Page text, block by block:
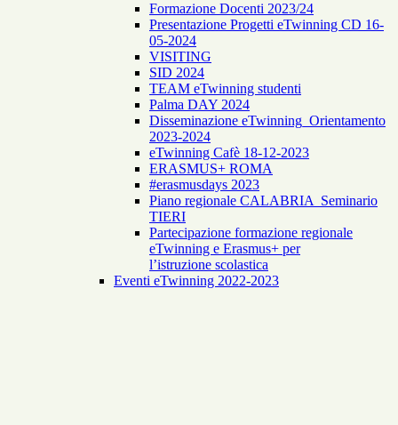
Formazione Docenti 2023/24
Presentazione Progetti eTwinning CD 16-
05-2024
VISITING
SID 2024
TEAM eTwinning studenti
Palma DAY 2024
Disseminazione eTwinning_Orientamento
2023-2024
eTwinning Cafè 18-12-2023
ERASMUS+ ROMA
#erasmusdays 2023
Piano regionale CALABRIA Seminario
TIERI
Partecipazione formazione regionale
eTwinning e Erasmus+ per
l’istruzione scolastica
Eventi eTwinning 2022-2023